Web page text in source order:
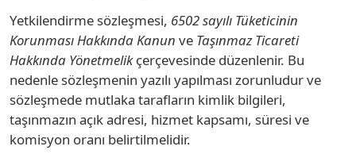
Yetkilendirme sözleşmesi, 6502 sayılı Tüketicinin
Korunması Hakkında Kanun ve Taşınmaz Ticareti
Hakkında Yönetmelikçerçevesinde düzenlenir. Bu
nedenle sözleşmenin yazılı yapılması zorunludur ve
sözleşmede mutlaka tarafların kimlik bilgileri,
taşınmazın açık adresi, hizmet kapsamı, süresi ve
komisyon oranı belirtilmelidir.